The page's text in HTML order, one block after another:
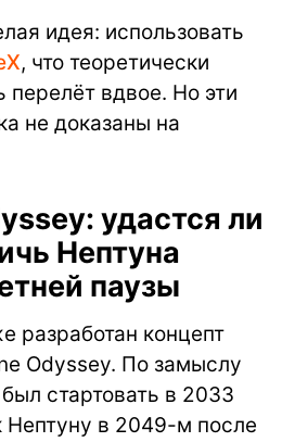
идея: использовать
, что теоретически
перелёт вдвое. Но эти
не доказаны на
удастся ли
Нептуна
паузы
разработан концепт
Odyssey. По замыслу
стартовать в 2033
Нептуну в 2049-м после